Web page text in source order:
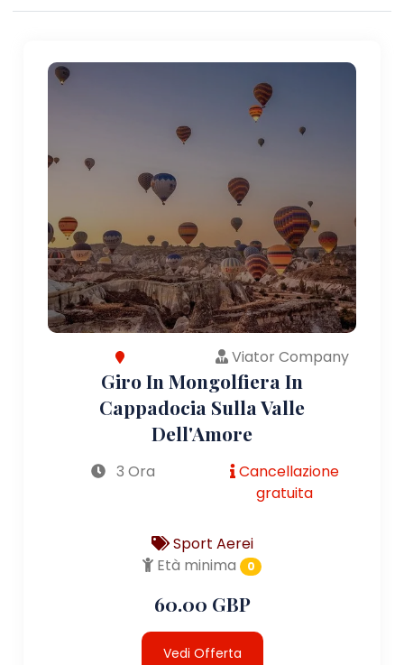
Viator Company
Giro In Mongolfiera In
Cappadocia Sulla Valle
Dell'Amore
3 Ora
Cancellazione
gratuita
Sport Aerei
Età minima
0
60.00 GBP
Vedi Offerta